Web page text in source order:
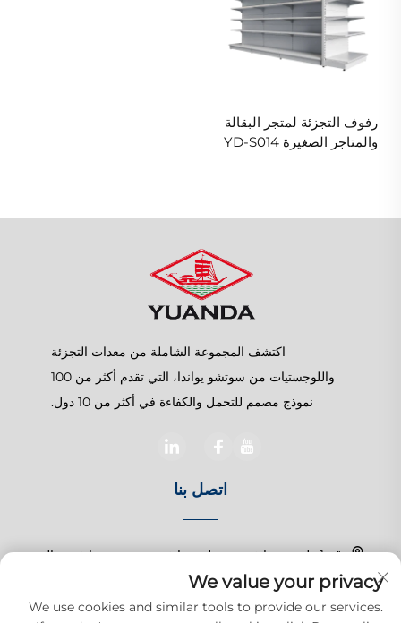
رفوف التجزئة لمتجر البقالة
والمتاجر الصغيرة YD-S014
اكتشف المجموعة الشاملة من معدات التجزئة
واللوجستيات من سوتشو يواندا، التي تقدم أكثر من 100
نموذج مصمم للتحمل والكفاءة في أكثر من 10 دول.
اتصل بنا
رقم 1 طريق تشانغتشون، بلدة شانغهو، سوزهو، جيانغسو، الصين
+86-15150179453
We value your privacy
We use cookies and similar tools to provide our services.